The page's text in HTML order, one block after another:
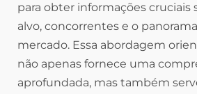
para obter informações cruciais
alvo, concorrentes e o
mercado. Essa abordagem
não apenas fornece uma
aprofundada, mas também